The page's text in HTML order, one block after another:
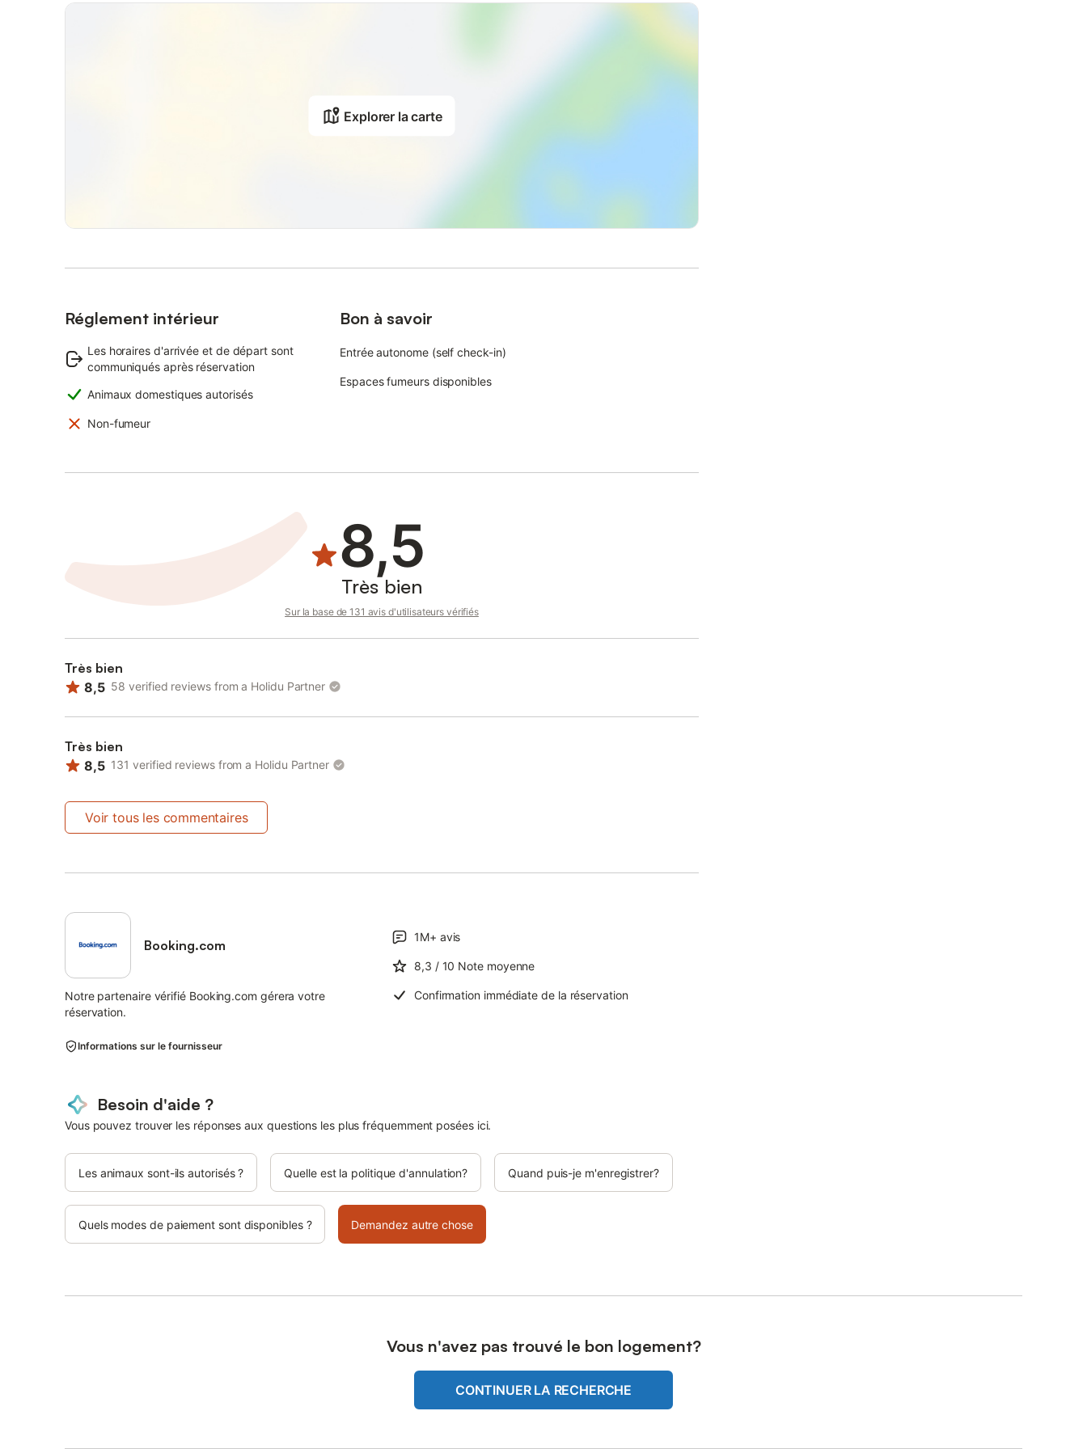
Explorer la carte
Réglement intérieur
Les horaires d'arrivée et de départ sont
communiqués après réservation
Animaux domestiques autorisés
Non-fumeur
Bon à savoir
Entrée autonome (self check-in)
Espaces fumeurs disponibles
8,5
Très bien
Sur la base de 131 avis d'utilisateurs vérifiés
Très bien
8,5 58 verified reviews from a Holidu Partner
Très bien
8,5 131 verified reviews from a Holidu Partner
Voir tous les commentaires
Booking.com
Notre partenaire vérifié Booking.com gérera votre
réservation.
1M+ avis
8,3 / 10 Note moyenne
Confirmation immédiate de la réservation
Informations sur le fournisseur
Besoin d'aide ?
Vous pouvez trouver les réponses aux questions les plus fréquemment posées ici.
Les animaux sont-ils autorisés ? Quelle est la politique d'annulation? Quand puis-je m'enregistrer?
Quels modes de paiement sont disponibles ? Demandez autre chose
Vous n'avez pas trouvé le bon logement?
CONTINUER LA RECHERCHE